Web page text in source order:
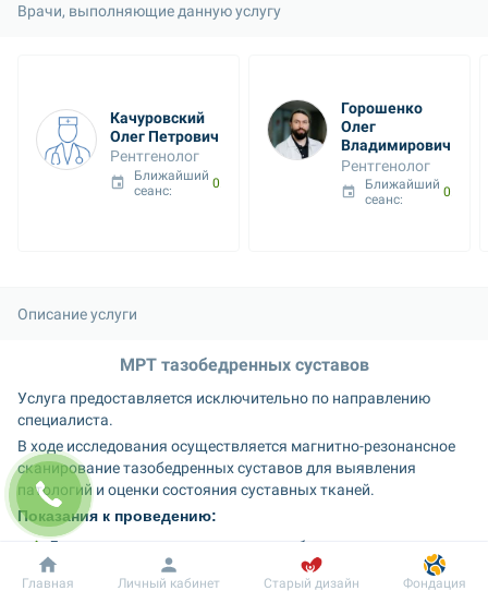
Врачи, выполняющие данную услугу
Качуровский
Олег Петрович
Рентгенолог
Ближайший
сеанс:
Горошенко
Олег
Владимирович
Рентгенолог
Ближайший
сеанс:
Описание услуги
МРТ тазобедренных суставов
Услуга предоставляется исключительно по направлению
специалиста.
В ходе исследования осуществляется магнитно-резонансное
сканирование тазобедренных суставов для выявления
патологий и оценки состояния суставных тканей.
Показания к проведению:
Дегенеративные изменения в тазобедренных суставах.
Устаревшие травмы тазобедренных суставов.
Добробут Информация Пациенту
Главная Личный кабинет Старый дизайн Фондация